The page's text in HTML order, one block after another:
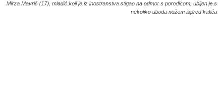
Mirza Mavrić (17), mladić koji je iz inostranstva stigao na odmor s porodicom, ubijen je s
nekoliko uboda nožem ispred kafića